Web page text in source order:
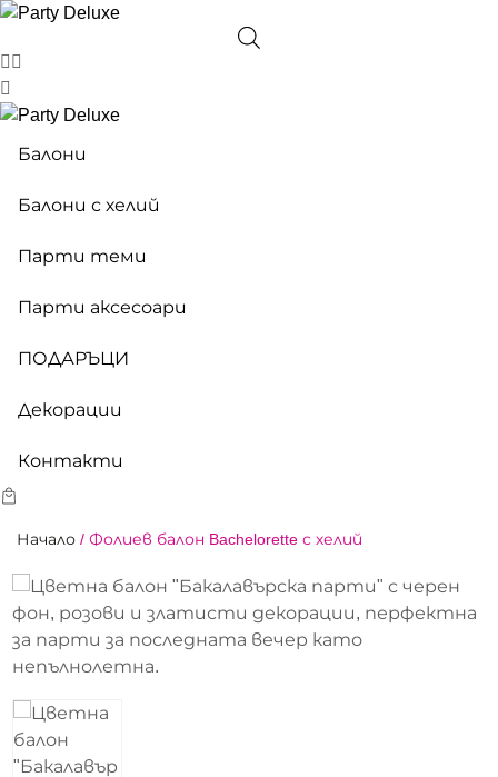
Балони
Балони с хелий
Парти теми
Парти аксесоари
ПОДАРЪЦИ
Декорации
Контакти
Начало / Фолиев балон Bachelorette с хелий